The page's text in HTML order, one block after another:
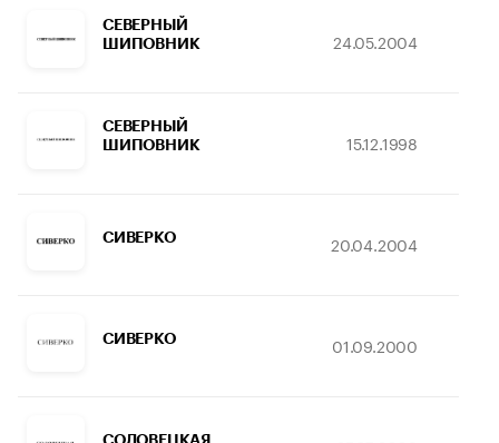
СЕВЕРНЫЙ
ШИПОВНИК
24.05.2004
СЕВЕРНЫЙ
ШИПОВНИК
15.12.1998
СИВЕРКО 20.04.2004
СИВЕРКО 01.09.2000
СОЛОВЕЦКАЯ